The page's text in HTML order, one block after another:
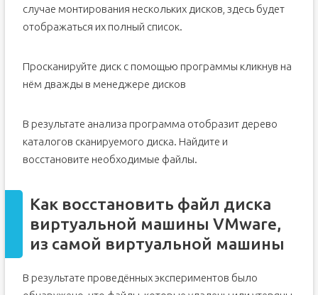
случае монтирования нескольких дисков, здесь будет
отображаться их полный список.
Просканируйте диск с помощью программы кликнув на
нём дважды в менеджере дисков
В результате анализа программа отобразит дерево
каталогов сканируемого диска. Найдите и
восстановите необходимые файлы.
Как восстановить файл диска
виртуальной машины VMware,
из самой виртуальной машины
В результате проведённых экспериментов было